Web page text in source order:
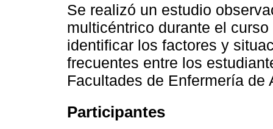
Se realizó un estudio
multicéntrico durante el
identificar los factores y
frecuentes entre los
Facultades de Enfermería de
Participantes